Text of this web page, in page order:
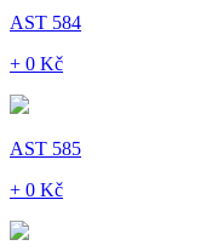
AST 584
+ 0 Kč
AST 585
+ 0 Kč